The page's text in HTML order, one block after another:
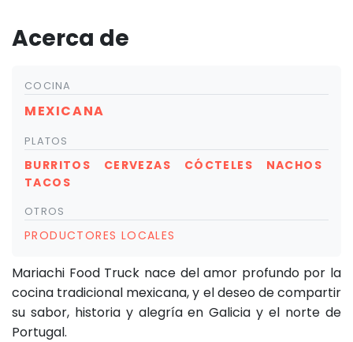
Acerca de
COCINA
MEXICANA
PLATOS
BURRITOS CERVEZAS CÓCTELES
NACHOS
TACOS
OTROS
PRODUCTORES LOCALES
Mariachi Food Truck nace del amor profundo por la
cocina tradicional mexicana, y el deseo de compartir
su sabor, historia y alegría en Galicia y el norte de
Portugal.